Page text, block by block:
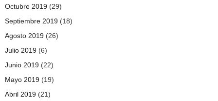
Octubre 2019 (29)
Septiembre 2019 (18)
Agosto 2019 (26)
Julio 2019 (6)
Junio 2019 (22)
Mayo 2019 (19)
Abril 2019 (21)